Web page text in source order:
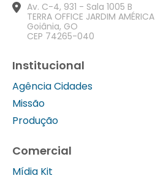
Av. C-4, 931 - Sala 1005 B
TERRA OFFICE JARDIM AMÉRICA
Goiânia, GO
CEP 74265-040
Institucional
Agência Cidades
Missão
Produção
Comercial
Mídia Kit